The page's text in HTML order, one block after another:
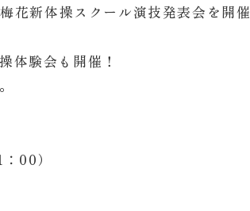
新体操スクール演技発表会を開催
体験会も開催！
00）